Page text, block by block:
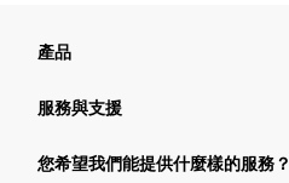
產品
服務與支援
您希望我們能提供什麼樣的服務？